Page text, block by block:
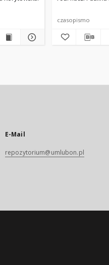
czasopismo
E-Mail
repozytorium@umlubon.pl